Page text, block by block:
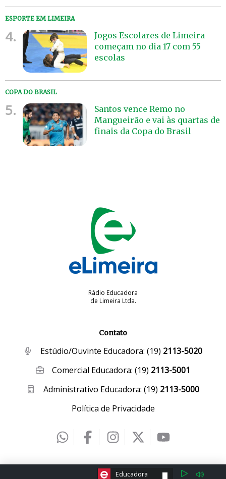
ESPORTE EM LIMEIRA
4.
Jogos Escolares de Limeira
começam no dia 17 com 55
escolas
COPA DO BRASIL
5.
Santos vence Remo no
Mangueirão e vai às quartas de
finais da Copa do Brasil
Rádio Educadora
de Limeira Ltda.
Contato
Estúdio/Ouvinte Educadora: (19) 2113-5020
Comercial Educadora:(19) 2113-5001
Administrativo Educadora: (19) 2113-5000
Política de Privacidade
2026 © eLimeira | Desenvolvido por Creative Hut
ESCOLHA A RÁDIO:
Educadora